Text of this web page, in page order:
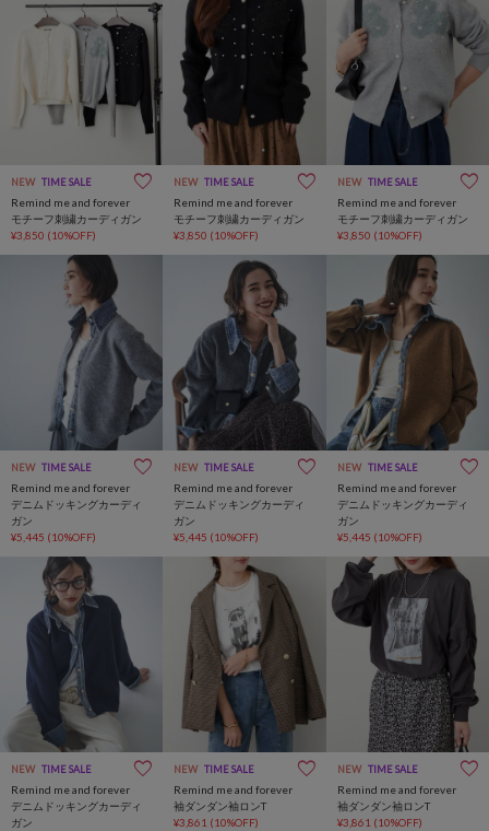
NEW TIME SALE
Remind me and forever
モチーフ刺繍カーディガン
¥3,850 (10%OFF)
NEW TIME SALE
Remind me and forever
モチーフ刺繍カーディガン
¥3,850 (10%OFF)
NEW TIME SALE
Remind me and forever
モチーフ刺繍カーディガン
¥3,850 (10%OFF)
NEW TIME SALE
Remind me and forever
デニムドッキングカーディ
ガン
¥5,445 (10%OFF)
NEW TIME SALE
Remind me and forever
デニムドッキングカーディ
ガン
¥5,445 (10%OFF)
NEW TIME SALE
Remind me and forever
デニムドッキングカーディ
ガン
¥5,445 (10%OFF)
NEW TIME SALE
Remind me and forever
デニムドッキングカーディ
ガン
NEW TIME SALE
Remind me and forever
袖ダンダン袖ロンT
¥3,861 (10%OFF)
NEW TIME SALE
Remind me and forever
袖ダンダン袖ロンT
¥3,861 (10%OFF)